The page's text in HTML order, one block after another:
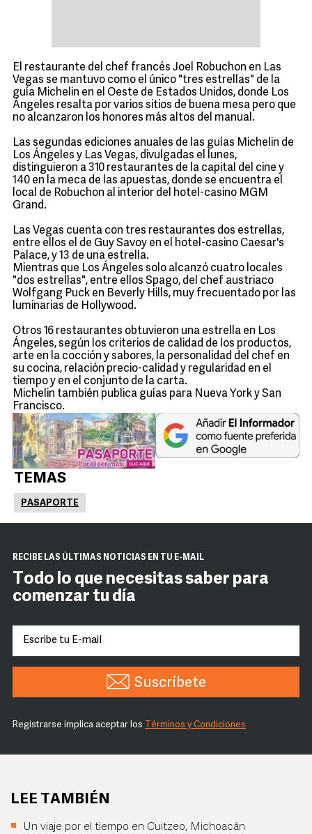
El restaurante del chef francés Joel Robuchon en Las
Vegas se mantuvo como el único "tres estrellas" de la
guía Michelin en el Oeste de Estados Unidos, donde Los
Ángeles resalta por varios sitios de buena mesa pero que
no alcanzaron los honores más altos del manual.
Las segundas ediciones anuales de las guías Michelin de
Los Ángeles y Las Vegas, divulgadas el lunes,
distinguieron a 310 restaurantes de la capital del cine y
140 en la meca de las apuestas, donde se encuentra el
local de Robuchon al interior del hotel-casino MGM
Grand.
Las Vegas cuenta con tres restaurantes dos estrellas,
entre ellos el de Guy Savoy en el hotel-casino Caesar's
Palace, y 13 de una estrella.
Mientras que Los Ángeles solo alcanzó cuatro locales
"dos estrellas", entre ellos Spago, del chef austriaco
Wolfgang Puck en Beverly Hills, muy frecuentado por las
luminarias de Hollywood.
Otros 16 restaurantes obtuvieron una estrella en Los
Ángeles, según los criterios de calidad de los productos,
arte en la cocción y sabores, la personalidad del chef en
su cocina, relación precio-calidad y regularidad en el
tiempo y en el conjunto de la carta.
Michelin también publica guías para Nueva York y San
Francisco.
TEMAS
PASAPORTE
RECIBE LAS ÚLTIMAS NOTICIAS EN TU E-MAIL
Todo lo que necesitas saber para
comenzar tu día
Suscríbete
Registrarse implica aceptar los Términos y Condiciones
LEE TAMBIÉN
Un viaje por el tiempo en Cuitzeo, Michoacán